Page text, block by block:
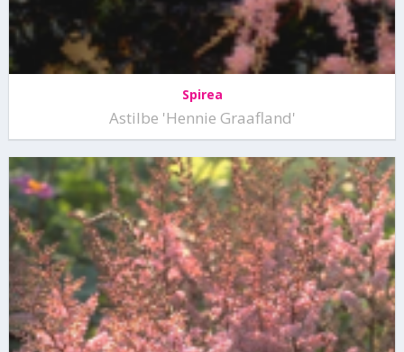
Spirea
Astilbe 'Hennie Graafland'